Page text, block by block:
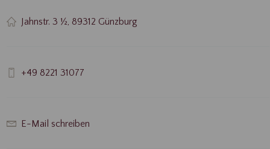
Jahnstr. 3 ½, 89312 Günzburg
+49 8221 31077
E-Mail schreiben